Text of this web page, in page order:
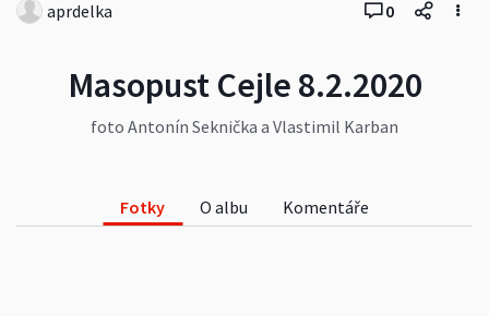
Masopust Cejle 8.2.2020
foto Antonín Seknička a Vlastimil Karban
aprdelka 0
Fotky O albu Komentáře